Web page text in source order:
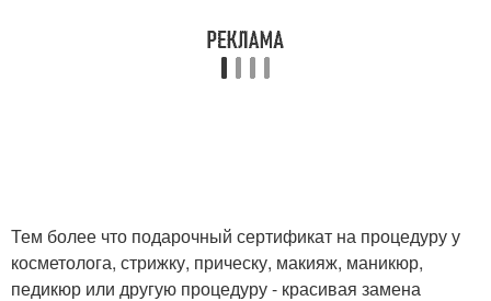
Тем более что подарочный сертификат на процедуру у
косметолога, стрижку, прическу, макияж, маникюр,
педикюр или другую процедуру - красивая замена